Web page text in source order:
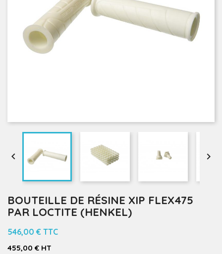
 
BOUTEILLE DE RÉSINE XIP FLEX475
PAR LOCTITE (HENKEL)
546,00 € TTC
455,00 € HT